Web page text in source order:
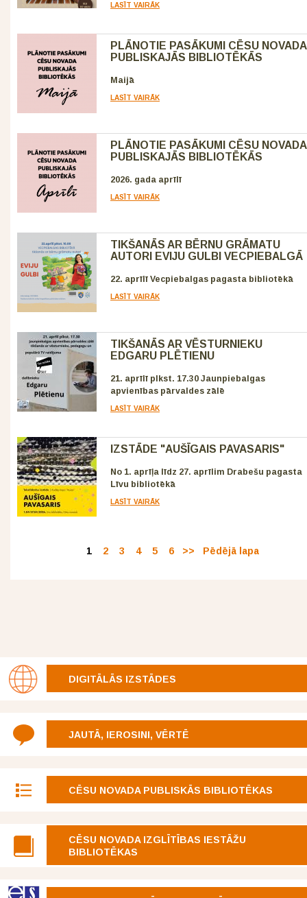
LASĪT VAIRĀK
PLĀNOTIE PASĀKUMI CĒSU NOVADA
PUBLISKAJĀS BIBLIOTĒKĀS
Maijā
LASĪT VAIRĀK
PLĀNOTIE PASĀKUMI CĒSU NOVADA
PUBLISKAJĀS BIBLIOTĒKĀS
2026. gada aprīlī
LASĪT VAIRĀK
TIKŠANĀS AR BĒRNU GRĀMATU
AUTORI EVIJU GULBI VECPIEBALGĀ
22. aprīlī Vecpiebalgas pagasta bibliotēkā
LASĪT VAIRĀK
TIKŠANĀS AR VĒSTURNIEKU
EDGARU PLĒTIENU
21. aprīlī plkst. 17.30 Jaunpiebalgas
apvienības pārvaldes zālē
LASĪT VAIRĀK
IZSTĀDE "AUŠĪGAIS PAVASARIS"
No 1. aprīļa līdz 27. aprīlim Drabešu pagasta
Līvu bibliotēkā
LASĪT VAIRĀK
1 2 3 4 5 6 >> Pēdējā lapa
DIGITĀLĀS IZSTĀDES
JAUTĀ, IEROSINI, VĒRTĒ
CĒSU NOVADA PUBLISKĀS BIBLIOTĒKAS
CĒSU NOVADA IZGLĪTĪBAS IESTĀŽU
BIBLIOTĒKAS